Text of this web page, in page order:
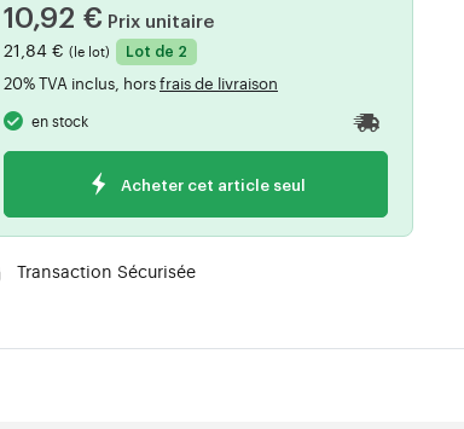
10,92 € Prix unitaire
21,84 € (le lot) Lot de 2
20% TVA inclus, horsfrais de livraison
en stock
Acheter cet article seul
Transaction Sécurisée